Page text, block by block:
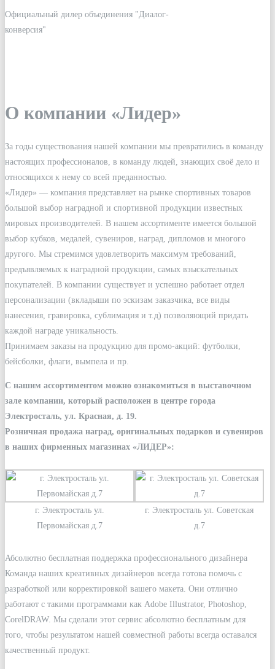
Официальный дилер объединения "Диалог-
конверсия"
О компании «Лидер»
За годы существования нашей компании мы превратились в команду
настоящих профессионалов, в команду людей, знающих своё дело и
относящихся к нему со всей преданностью.
«Лидер» — компания представляет на рынке спортивных товаров
большой выбор наградной и спортивной продукции известных
мировых производителей. В нашем ассортименте имеется большой
выбор кубков, медалей, сувениров, наград, дипломов и многого
другого. Мы стремимся удовлетворить максимум требований,
предъявляемых к наградной продукции, самых взыскательных
покупателей. В компании существует и успешно работает отдел
персонализации (вкладыши по эскизам заказчика, все виды
нанесения, гравировка, сублимация и т.д) позволяющий придать
каждой награде уникальность.
Принимаем заказы на продукцию для промо-акций: футболки,
бейсболки, флаги, вымпела и пр.
С нашим ассортиментом можно ознакомиться в выставочном
зале компании, который расположен в центре города
Электросталь, ул. Красная, д. 19.
Розничная продажа наград, оригинальных подарков и сувениров
в наших фирменных магазинах «ЛИДЕР»:
г. Электросталь ул.
Первомайская д.7
г. Электросталь ул. Советская
д.7
Абсолютно бесплатная поддержка профессионального дизайнера
Команда наших креативных дизайнеров всегда готова помочь с
разработкой или корректировкой вашего макета. Они отлично
работают с такими программами как Adobe Illustrator, Photoshop,
CorelDRAW. Мы сделали этот сервис абсолютно бесплатным для
того, чтобы результатом нашей совместной работы всегда оставался
качественный продукт.